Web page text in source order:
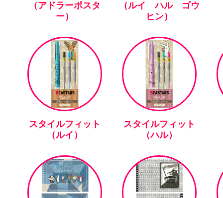
（アドラーポスタ
ー）
（ルイ ハル ゴウ
ヒン）
スタイルフィット
（ルイ）
スタイルフィット
（ハル）